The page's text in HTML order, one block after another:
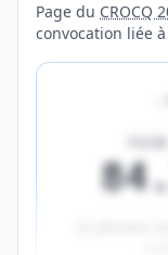
Page du CROCQ
convocation liée